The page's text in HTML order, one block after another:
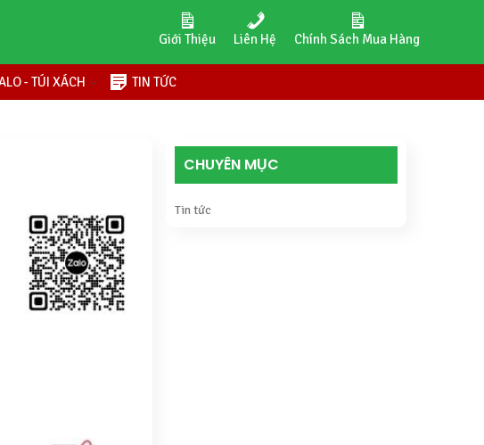
Giới Thiệu Liên Hệ Chính Sách Mua Hàng
- TÚI XÁCH TIN TỨC
CHUYÊN MỤC
Tin tức